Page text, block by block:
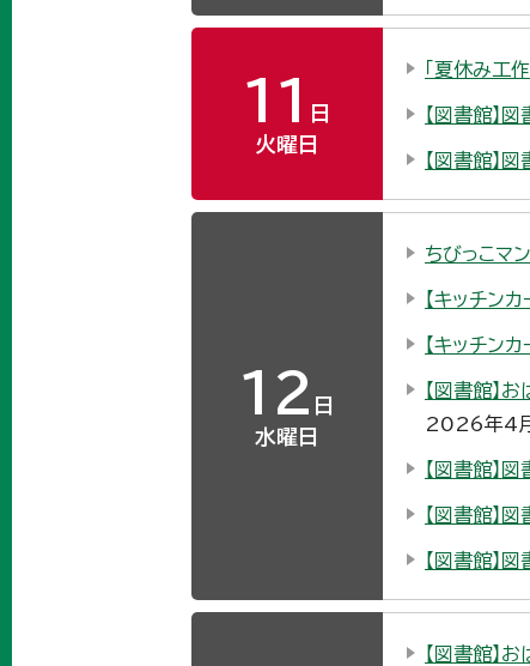
11
日
火曜日
「夏休み工
【図書館】
【図書館】
12 日
水曜日
ちびっこマ
【キッチン
【キッチン
【図書館】お
2026年4
【図書館】
【図書館】
【図書館】
【図書館】